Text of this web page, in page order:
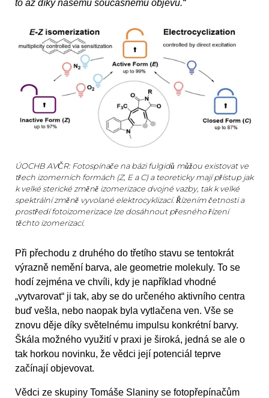
to až díky našemu současnému objevu.“
ÚOCHB AVČR: Fotospínače na bázi fulgidů můžou existovat ve
třech izomerních formách (Z, E a C) a teoreticky mají přístup jak
k velké sterické změně izomerizace dvojné vazby, tak k velké
spektrální změně vyvolané elektrocyklizací. Řízením četnosti a
prostředí fotoizomerizace lze dosáhnout přesného řízení
těchto izomerizací.
Při přechodu z druhého do třetího stavu se tentokrát
výrazně nemění barva, ale geometrie molekuly. To se
hodí zejména ve chvíli, kdy je například vhodné
„vytvarovat“ ji tak, aby se do určeného aktivního centra
buď vešla, nebo naopak byla vytlačena ven. Vše se
znovu děje díky světelnému impulsu konkrétní barvy.
Škála možného využití v praxi je široká, jedná se ale o
tak horkou novinku, že vědci její potenciál teprve
začínají objevovat.
Vědci ze skupiny Tomáše Slaniny se fotopřepínačům